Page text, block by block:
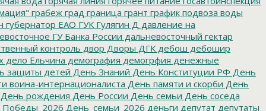
грабеж град граница грант график подвоза воды
губернатор ЕАО ГУК Гулягин Д давление на
ГУ Банка России дальневосточный гектар
контроль двор Дворы ДГК дебош дебошир
дело Ельчина демография демогрфия денежные
защиты детей День Знаний День Конституции РФ День
воина-интернационалиста День памяти и скорби День
День рождения День России День семьи День соседа
День_семьи_2026 деньги депутат депутаты